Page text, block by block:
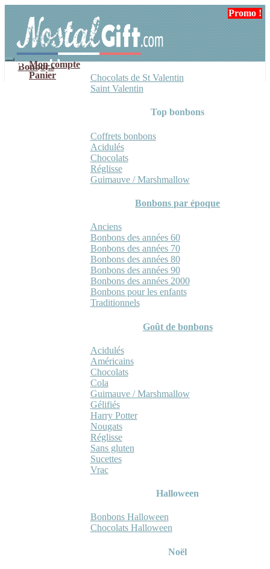
navigation
contenu
Mon compte
Panier
Bonbons
Chocolats de St Valentin
Saint Valentin
Top bonbons
Coffrets bonbons
Acidulés
Chocolats
Réglisse
Guimauve / Marshmallow
Bonbons par époque
Anciens
Bonbons des années 60
Bonbons des années 70
Bonbons des années 80
Bonbons des années 90
Bonbons des années 2000
Bonbons pour les enfants
Traditionnels
Goût de bonbons
Acidulés
Américains
Chocolats
Cola
Guimauve / Marshmallow
Gélifiés
Harry Potter
Nougats
Réglisse
Sans gluten
Sucettes
Vrac
Halloween
Bonbons Halloween
Chocolats Halloween
Noël
Promo !
Promo !